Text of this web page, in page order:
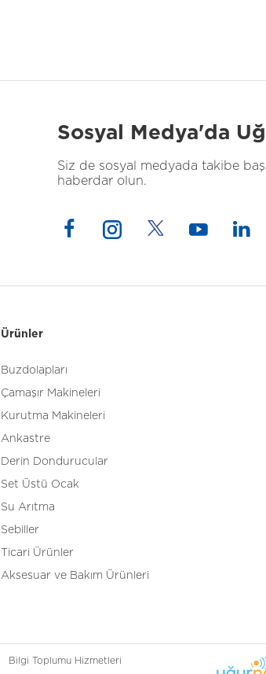
Sosyal Medya'da
Siz de sosyal medyada takibe
haberdar olun.
Ürünler
Buzdolapları
Çamaşır Makineleri
Kurutma Makineleri
Ankastre
Derin Dondurucular
Set Üstü Ocak
Su Arıtma
Sebiller
Ticari Ürünler
Aksesuar ve Bakım Ürünleri
Bilgi Toplumu Hizmetleri